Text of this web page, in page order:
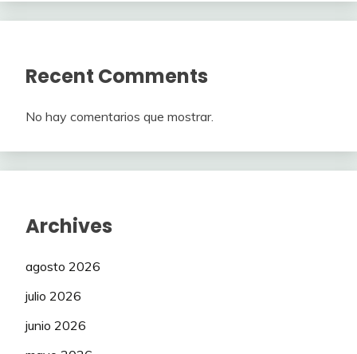
Recent Comments
No hay comentarios que mostrar.
Archives
agosto 2026
julio 2026
junio 2026